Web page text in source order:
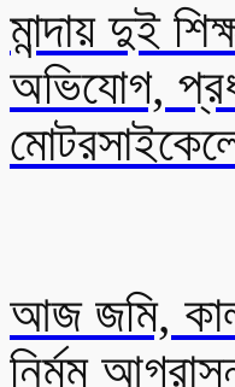
মান্দায় দুই
অভিযোগ,
আজ জমি, কাল
নির্মম